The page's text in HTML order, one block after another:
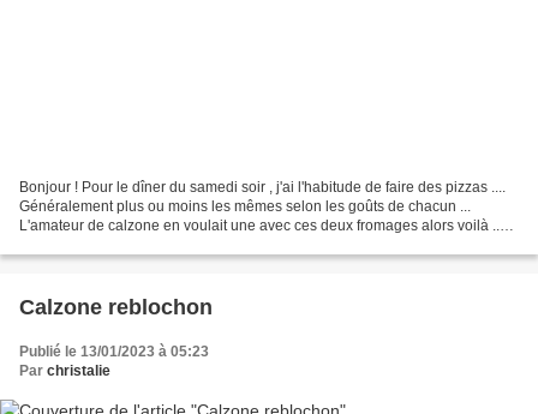
Bonjour ! Pour le dîner du samedi soir , j'ai l'habitude de faire des pizzas ....
Généralement plus ou moins les mêmes selon les goûts de chacun ...
L'amateur de calzone en voulait une avec ces deux fromages alors voilà ..
Calzone reblochon
Publié le 13/01/2023 à 05:23
Par christalie